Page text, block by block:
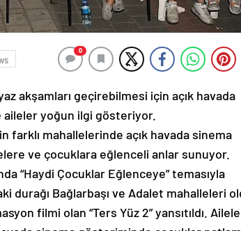
0
akşamları geçirebilmesi için açık havada
yoğun ilgi gösteriyor.
farklı mahallelerinde açık havada sinema
ve çocuklara eğlenceli anlar sunuyor.
“Haydi Çocuklar Eğlenceye” temasıyla
durağı Bağlarbaşı ve Adalet mahalleleri
filmi olan “Ters Yüz 2” yansıtıldı.